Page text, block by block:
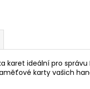
karet ideální pro
karty vašich